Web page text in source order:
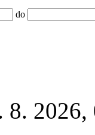
do
8. 2026,